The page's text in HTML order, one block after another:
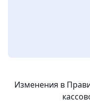
Изменения в